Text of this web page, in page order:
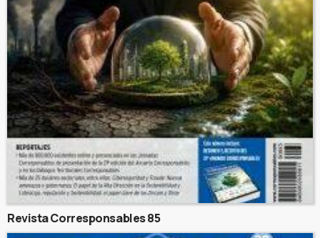
Revista Corresponsables 85